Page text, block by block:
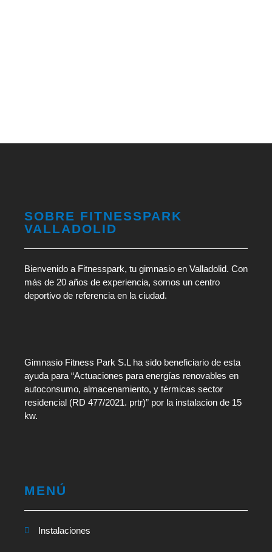
SOBRE FITNESSPARK
VALLADOLID
Bienvenido a Fitnesspark, tu gimnasio en Valladolid. Con
más de 20 años de experiencia, somos un centro
deportivo de referencia en la ciudad.
Gimnasio Fitness Park S.L ha sido beneficiario de esta
ayuda para “Actuaciones para energías renovables en
autoconsumo, almacenamiento, y térmicas sector
residencial (RD 477/2021. prtr)” por la instalacion de 15
kw.
MENÚ
Instalaciones